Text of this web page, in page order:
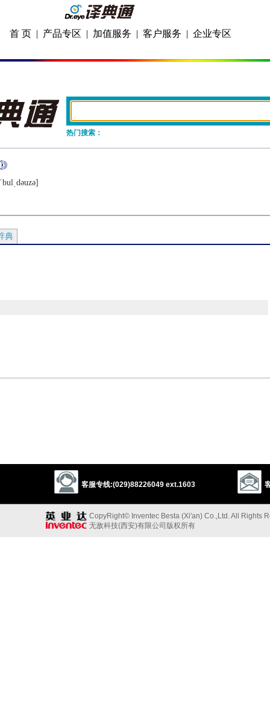
首 页 | 产品专区 | 加值服务 | 客户服务 | 企业专区
热门搜索：
典
客服专线:(029)88226049 ext.1603
CopyRight© Inventec Besta (Xi'an) Co.,Ltd. All Rights
无敌科技(西安)有限公司版权所有